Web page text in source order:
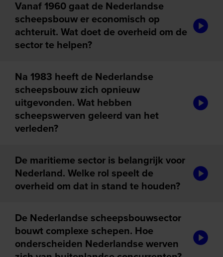
Vanaf 1960 gaat de Nederlandse
scheepsbouw er economisch op
achteruit. Wat doet de overheid om de
sector te helpen?
Na 1983 heeft de Nederlandse
scheepsbouw zich opnieuw
uitgevonden. Wat hebben
scheepswerven geleerd van het
verleden?
De maritieme sector is belangrijk voor
Nederland. Welke rol speelt de
overheid om dat in stand te houden?
De Nederlandse scheepsbouwsector
bouwt complexe schepen. Hoe
onderscheiden Nederlandse werven